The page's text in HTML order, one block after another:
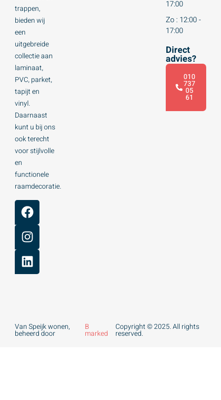
trappen,
bieden wij
een
uitgebreide
collectie aan
laminaat,
PVC, parket,
tapijt en
vinyl.
Daarnaast
kunt u bij ons
ook terecht
voor stijlvolle
en
functionele
raamdecoratie.
17:00
Zo : 12:00 -
17:00
Direct
advies?
010
737
05
61
Van Speijk wonen,
beheerd door
B
marked
Copyright © 2025. All rights
reserved.